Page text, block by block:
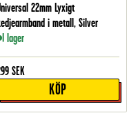
22mm Lyxigt
i metall, Silver
I lager
SEK
KÖP